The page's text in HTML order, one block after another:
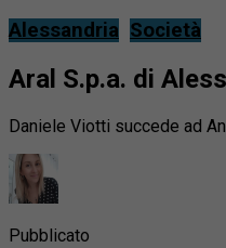
Alessandria Società
Aral S.p.a. di
Daniele Viotti succede ad
Pubblicato